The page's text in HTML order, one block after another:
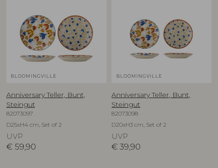
BLOOMINGVILLE
Anniversary Teller, Bunt,
Steingut
82073097
D25xH4 cm, Set of 2
UVP
€ 59,90
BLOOMINGVILLE
Anniversary Teller, Bunt,
Steingut
82073098
D20xH3 cm, Set of 2
UVP
€ 39,90